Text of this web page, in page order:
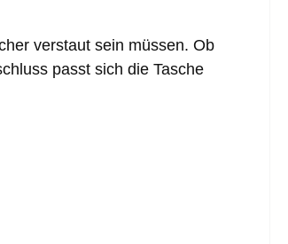
verstaut sein müssen. Ob
passt sich die Tasche